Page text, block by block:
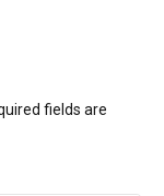
fields are